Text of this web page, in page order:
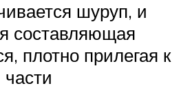
шуруп, и
составляющая
плотно прилегая к